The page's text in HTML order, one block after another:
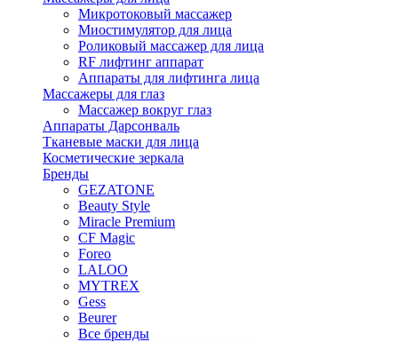
Микротоковый массажер
Миостимулятор для лица
Роликовый массажер для лица
RF лифтинг аппарат
Аппараты для лифтинга лица
Массажеры для глаз
Массажер вокруг глаз
Аппараты Дарсонваль
Тканевые маски для лица
Косметические зеркала
Бренды
GEZATONE
Beauty Style
Miracle Premium
CF Magic
Foreo
LALOO
MYTREX
Gess
Beurer
Все бренды